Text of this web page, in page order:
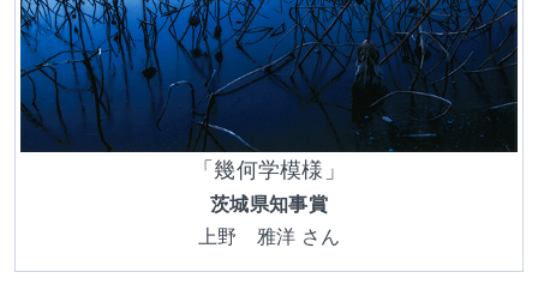
「幾何学模様」
茨城県知事賞
上野 雅洋 さん